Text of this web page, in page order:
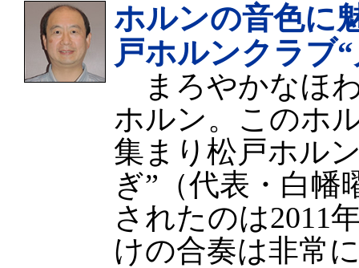
ホルンの音色に
戸ホルンクラブ
まろやかなほ
ホルン。このホ
集まり松戸ホル
ぎ”（代表・白幡
されたのは2011
けの合奏は非常